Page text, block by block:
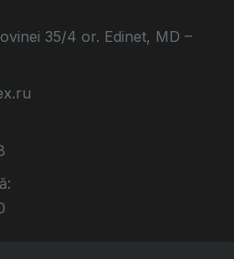
35/4 or. Edinet, MD –